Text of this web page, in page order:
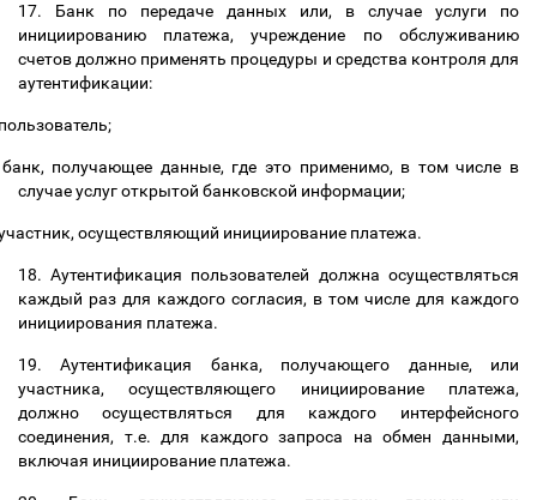
17. Банк по передаче данных или, в случае услуги по
инициированию платежа, учреждение по обслуживанию
счетов должно применять процедуры и средства контроля для
аутентификации:
банк, получающее данные, где это применимо, в том числе в
случае услуг открытой банковской информации;
осуществляющий инициирование платежа.
18. Аутентификация пользователей должна осуществляться
каждый раз для каждого согласия, в том числе для каждого
инициирования платежа.
19. Аутентификация банка, получающего данные, или
участника, осуществляющего инициирование платежа,
должно осуществляться для каждого интерфейсного
соединения, т.е. для каждого запроса на обмен данными,
включая инициирование платежа.